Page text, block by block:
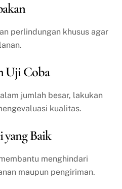
perlindungan khusus agar
Uji Coba
jumlah besar, lakukan
kualitas.
yang Baik
menghindari
maupun pengiriman.